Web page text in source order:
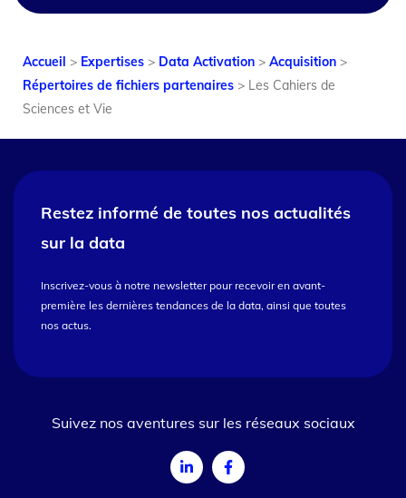
Accueil > Expertises > Data Activation > Acquisition >
Répertoires de fichiers partenaires > Les Cahiers de
Sciences et Vie
Restez informé de toutes nos actualités
sur la data
Inscrivez-vous à notre newsletter pour recevoir en avant-
première les dernières tendances de la data, ainsi que toutes
nos actus.
Suivez nos aventures sur les réseaux sociaux